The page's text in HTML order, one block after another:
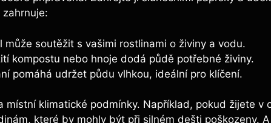
může soutěžit s ⁢vašimi ‍rostlinami o živiny a vodu.
kompostu nebo hnoje​ dodá ⁣půdě ⁣potřebné živiny.
pomáhá udržet půdu‌ vlhkou,⁢ ideální pro klíčení.
⁢klimatické ‍podmínky.‍ Například, pokud žijete v
které ‍by mohly‌ být‍ při ⁢silném ⁣dešti poškozeny.